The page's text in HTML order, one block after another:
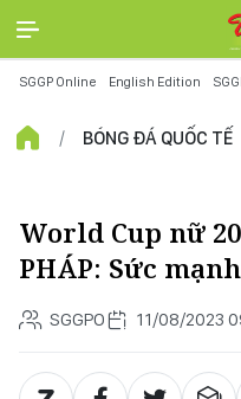
SGGP Online English Edition
BÓNG ĐÁ QUỐC TẾ
World Cup nữ
PHÁP: Sức
SGGPO 11/08/2023